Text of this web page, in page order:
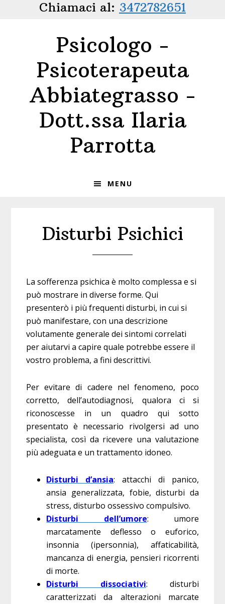
Chiamaci al: 3472782651
Psicologo -
Psicoterapeuta
Abbiategrasso -
Dott.ssa Ilaria
Parrotta
MENU
Disturbi Psichici
La sofferenza psichica è molto complessa e si
può mostrare in diverse forme. Qui
presenterò i più frequenti disturbi, in cui si
può manifestare, con una descrizione
volutamente generale dei sintomi correlati
per aiutarvi a capire quale potrebbe essere il
vostro problema, a fini descrittivi.
Per evitare di cadere nel fenomeno, poco
corretto, dell’autodiagnosi, qualora ci si
riconoscesse in un quadro qui sotto
presentato è necessario rivolgersi ad uno
specialista, così da ricevere una valutazione
più adeguata e un trattamento idoneo.
Disturbi d’ansia: attacchi di panico,
ansia generalizzata, fobie, disturbi da
stress, disturbo ossessivo compulsivo.
Disturbi dell’umore: umore
marcatamente deflesso o euforico,
insonnia (ipersonnia), affaticabilità,
mancanza di energia, pensieri ricorrenti
di morte.
Disturbi dissociativi: disturbi
caratterizzati da alterazioni marcate